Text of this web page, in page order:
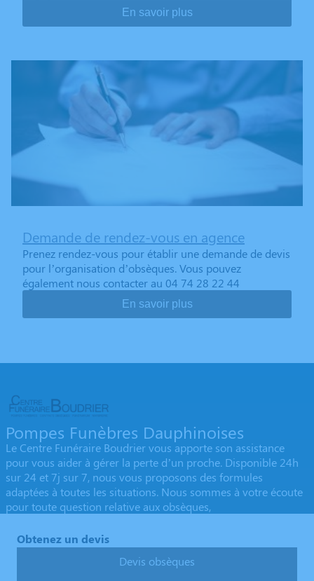
En savoir plus
Demande de rendez-vous en agence
Prenez rendez-vous pour établir une demande de devis
pour l’organisation d’obsèques. Vous pouvez
également nous contacter au 04 74 28 22 44
En savoir plus
Pompes Funèbres Dauphinoises
Le Centre Funéraire Boudrier vous apporte son assistance
pour vous aider à gérer la perte d’un proche. Disponible 24h
sur 24 et 7j sur 7, nous vous proposons des formules
adaptées à toutes les situations. Nous sommes à votre écoute
pour toute question relative aux obsèques,
Obtenez un devis
Devis obsèques